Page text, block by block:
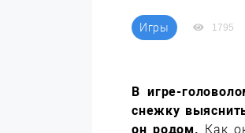
Игры 1795
В игре-
снежку
он родом. Как